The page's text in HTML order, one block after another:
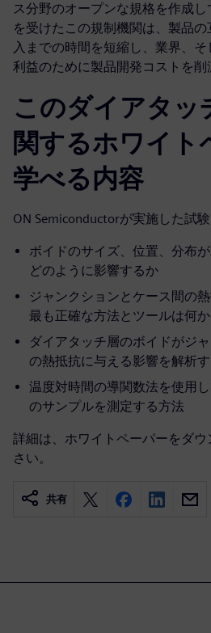
ス分野のオープンな規格を作成し
を受けたこの規制機関は、製品
入までの時間を短縮し、業界、
利益のために製品開発コストを削
このダイアタッ
関するホワイト
学べる内容
ON Semiconductorが実施した試
ボイドのサイズ、位置、分布
どのように影響するか
ジャンクションとケース間の
最も正確な方法とツールは何か
ダイアタッチ層のボイドがジ
の熱抵抗に与える影響を解析
温度対時間の導関数法を使用
のサンプルを測定する方法
詳細は、ホワイトペーパーをダ
さい。
共有